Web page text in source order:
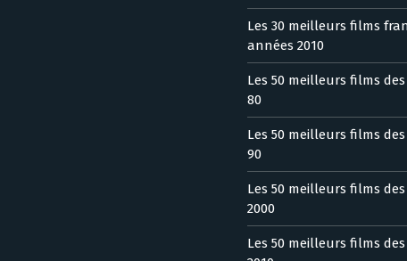
Les 30 meilleurs films
années 2010
Les 50 meilleurs films
80
Les 50 meilleurs films
90
Les 50 meilleurs films
2000
Les 50 meilleurs films